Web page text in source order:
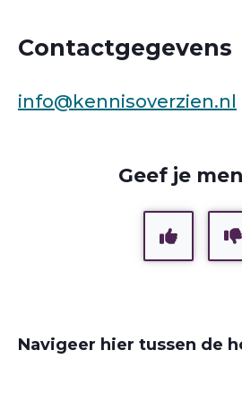
Contactgegevens
info@kennisoverzien.nl
Geef je
Navigeer hier tussen de